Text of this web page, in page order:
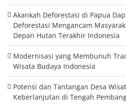
Akankah Deforestasi di Papua
Deforestasi Mengancam
Depan Hutan Terakhir Indonesia
Modernisasi yang Membunuh
Wisata Budaya Indonesia
Potensi dan Tantangan Desa
Keberlanjutan di Tengah